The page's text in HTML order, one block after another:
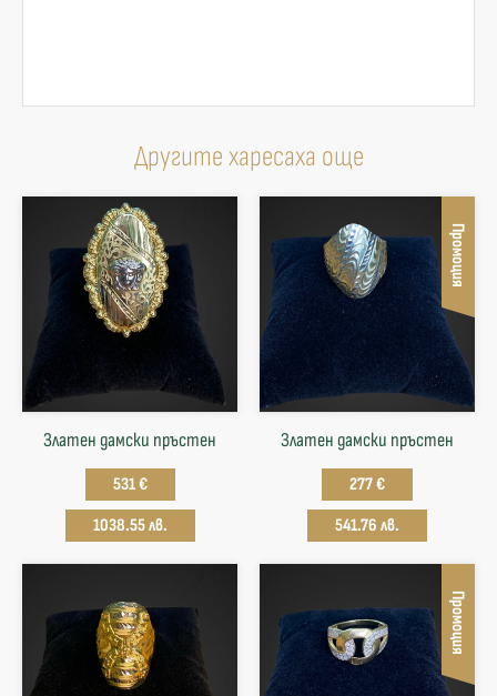
Другите харесаха още
Златен дамски пръстен
531 €
1038.55 лв.
Промоция
Златен дамски пръстен
277 €
541.76 лв.
Промоция